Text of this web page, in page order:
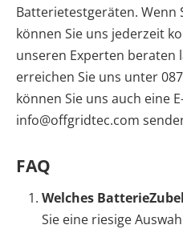
Batterietestgeräten. Wenn
können Sie uns jederzeit
unseren Experten beraten
erreichen Sie uns unter
können Sie uns auch eine
info@offgridtec.com
FAQ
Welches
Sie eine riesige